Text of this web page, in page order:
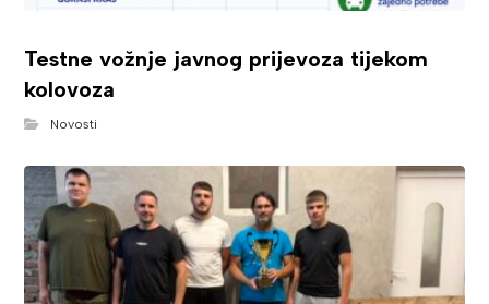
Testne vožnje javnog prijevoza tijekom
kolovoza
Novosti